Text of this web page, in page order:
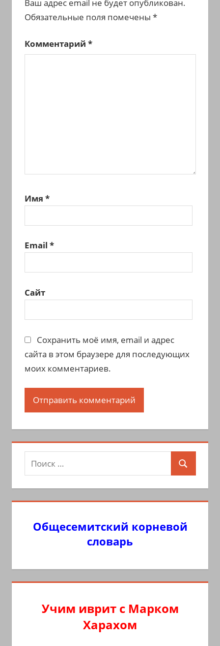
Ваш адрес email не будет опубликован.
Обязательные поля помечены *
Комментарий *
Имя *
Email *
Сайт
Сохранить моё имя, email и адрес
сайта в этом браузере для последующих
моих комментариев.
Поиск
для:
Поиск
Общесемитский корневой
словарь
Учим иврит с Марком
Харахом